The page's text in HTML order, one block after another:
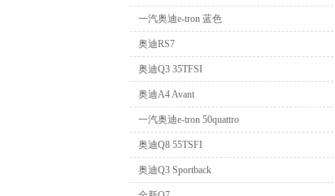
一汽奥迪e-tron 蓝色
奥迪RS7
奥迪Q3 35TFSI
奥迪A4 Avant
一汽奥迪e-tron 50quattro
奥迪Q8 55TSFI
奥迪Q3 Sportback